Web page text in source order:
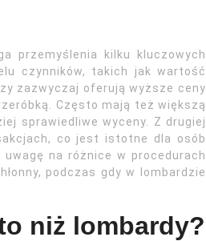
przemyślenia kilku kluczowych
czynników, takich jak wartość
zazwyczaj oferują wyższe ceny
Często mają też większą
sprawiedliwe wyceny. Z drugiej
co jest istotne dla osób
na różnice w procedurach
podczas gdy w lombardzie
niż lombardy?